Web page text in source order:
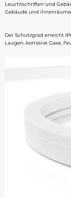
Leuchtschriften und
Gebäude und
Der Schutzgrad erreicht
Laugen, korrosive Gase,